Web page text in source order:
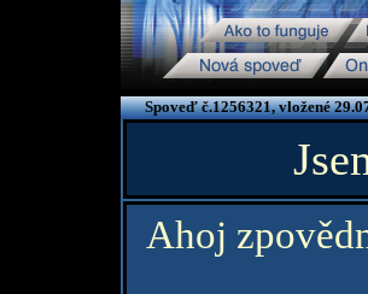
Spoveď č.1256321, vložené
Ahoj